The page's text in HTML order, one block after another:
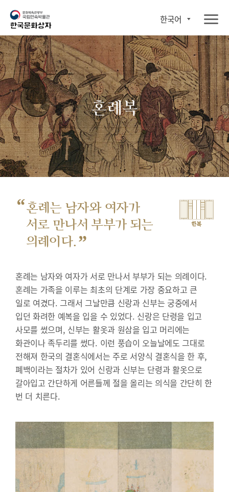
한국어
혼례복
“혼례는 남자와 여자가
서로 만나서 부부가 되는
의례이다. ”
한복
혼례는 남자와 여자가 서로 만나서 부부가 되는 의례이다.
혼례는 가족을 이루는 최초의 단계로 가장 중요하고 큰
일로 여겼다. 그래서 그날만큼 신랑과 신부는 궁중에서
입던 화려한 예복을 입을 수 있었다. 신랑은 단령을 입고
사모를 썼으며, 신부는 활옷과 원삼을 입고 머리에는
화관이나 족두리를 썼다. 이런 풍습이 오늘날에도 그대로
전해져 한국의 결혼식에서는 주로 서양식 결혼식을 한 후,
폐백이라는 절차가 있어 신랑과 신부는 단령과 활옷으로
갈아입고 간단하게 어른들께 절을 올리는 의식을 간단히 한
번 더 치른다.